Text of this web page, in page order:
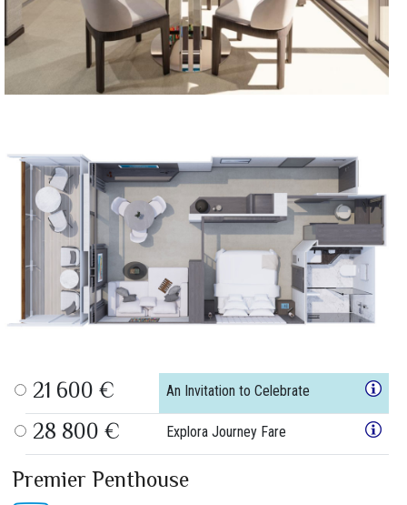
21 600 € An Invitation to Celebrate
28 800 € Explora Journey Fare
Premier Penthouse